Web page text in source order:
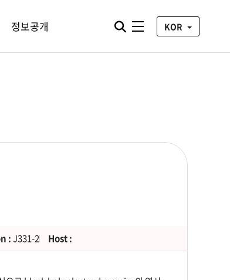
정보공개 통합검색 열기
전체메뉴KOR
:J331-2 Host :